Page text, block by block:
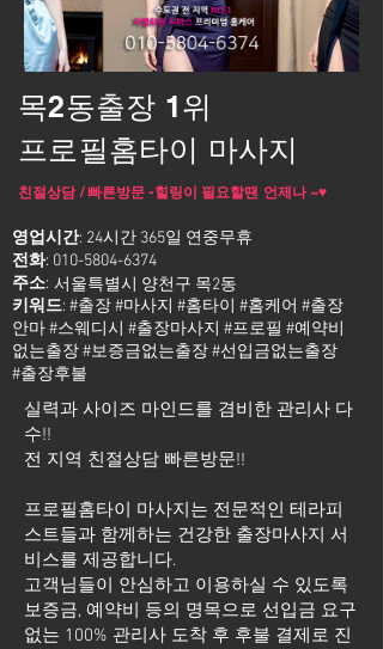
목2동출장 1위
프로필홈타이 마사지
친절상담 / 빠른방문 -힐링이 필요할땐 언제나 ~♥
영업시간: 24시간 365일 연중무휴
전화: 010-5804-6374
주소:
키워드: #출장 #마사지 #홈타이 #홈케어 #출장
안마 #스웨디시 #출장마사지 #프로필 #예약비
없는출장 #보증금없는출장 #선입금없는출장
#출장후불
서울특별시 양천구 목2동
실력과 사이즈 마인드를 겸비한 관리사 다
수!!
전 지역 친절상담 빠른방문!!
프로필홈타이 마사지는 전문적인 테라피
스트들과 함께하는 건강한 출장마사지 서
비스를 제공합니다.
고객님들이 안심하고 이용하실 수 있도록
보증금, 예약비 등의 명목으로 선입금 요구
없는 100% 관리사 도착 후 후불 결제로 진